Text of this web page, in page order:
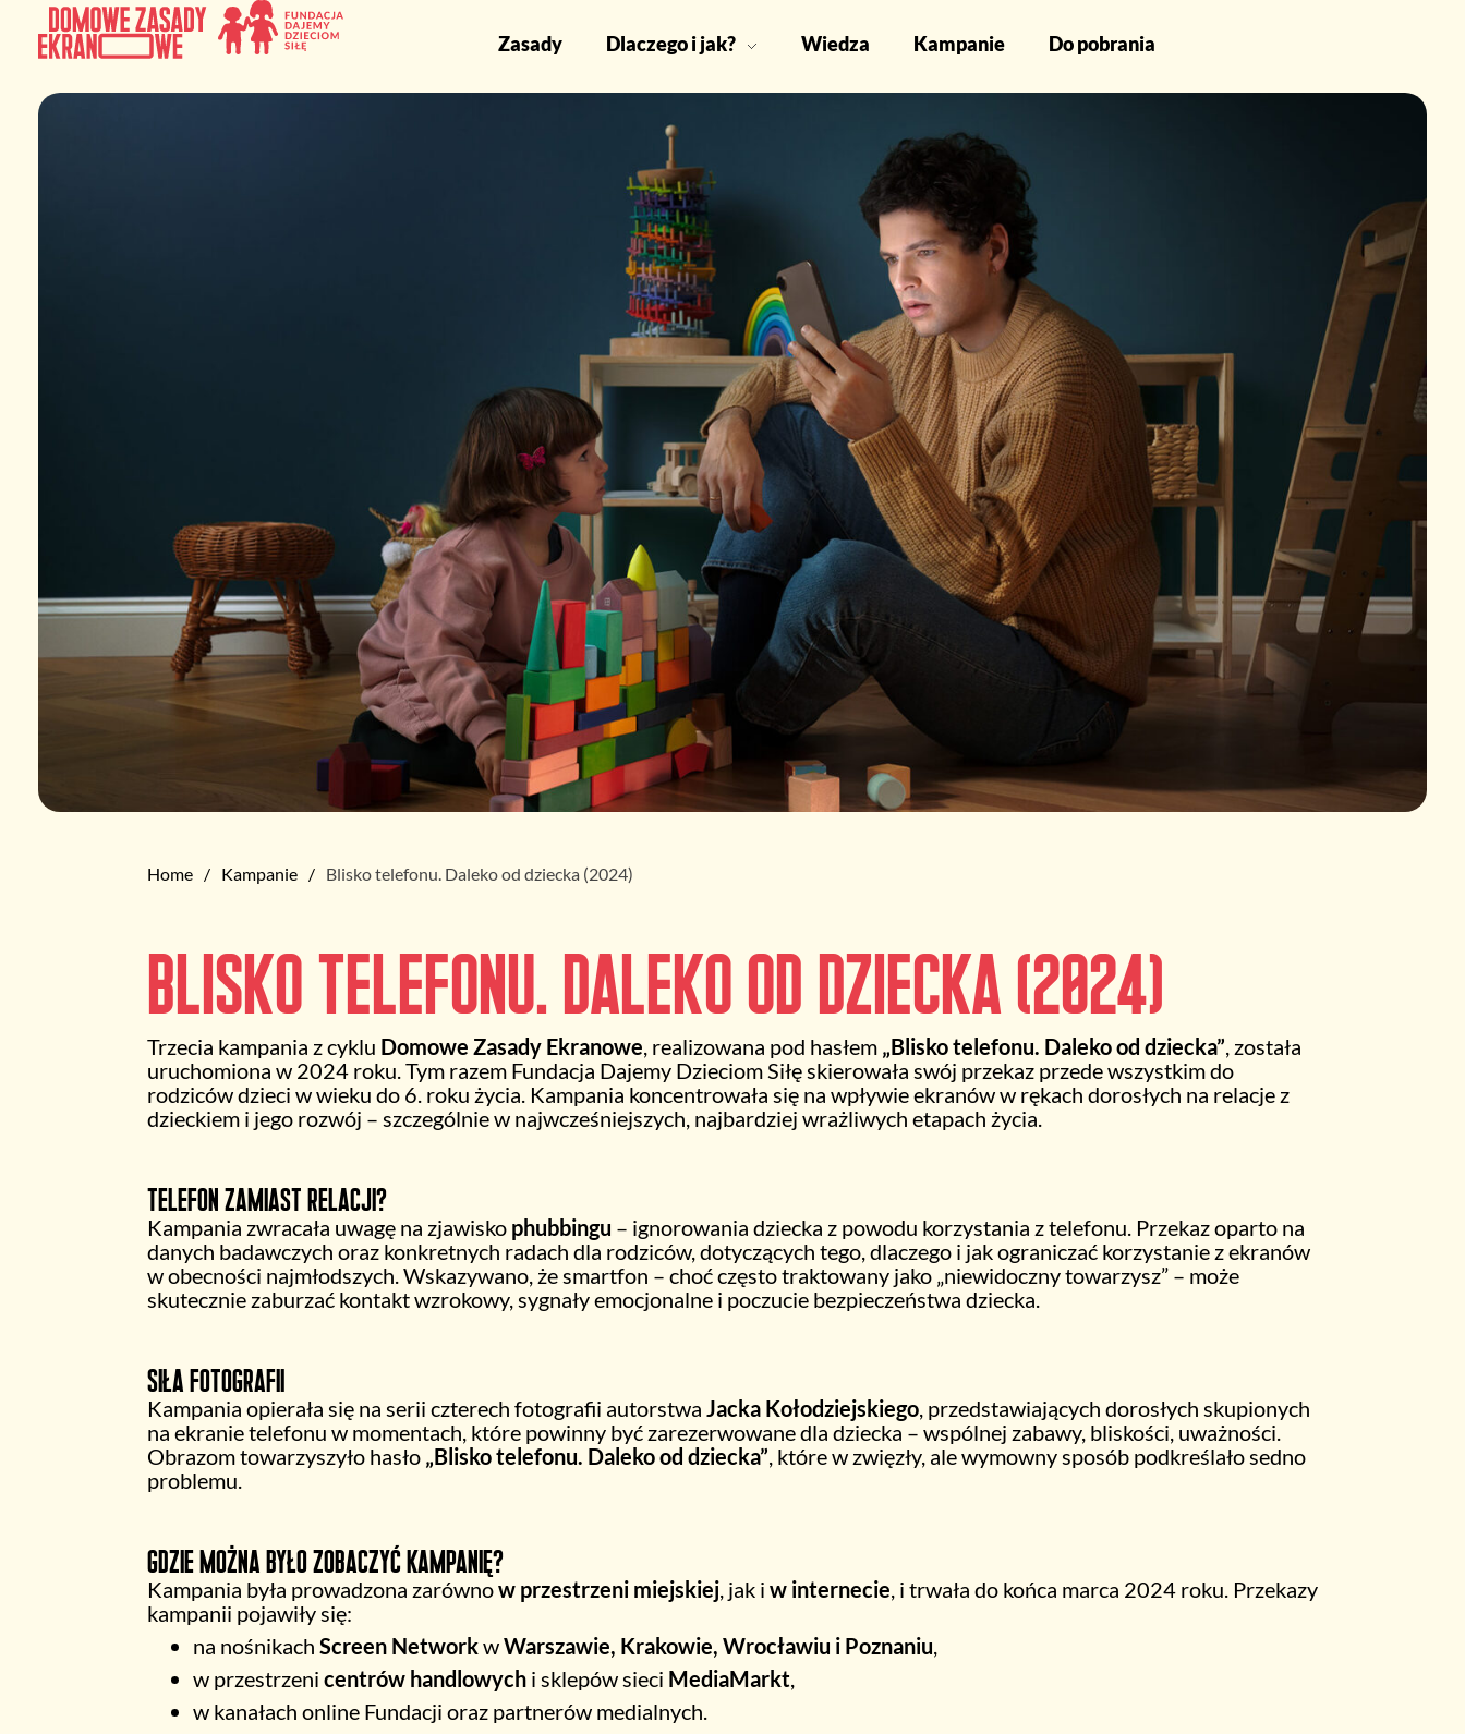
Zasady Dlaczego i jak? Wiedza Kampanie Do pobrania
Home Kampanie Blisko telefonu. Daleko od dziecka (2024)
Blisko telefonu. Daleko od dziecka (2024)
Trzecia kampania z cyklu Domowe Zasady Ekranowe, realizowana pod hasłem „Blisko telefonu. Daleko od dziecka”, została
uruchomiona w 2024 roku. Tym razem Fundacja Dajemy Dzieciom Siłę skierowała swój przekaz przede wszystkim do
rodziców dzieci w wieku do 6. roku życia. Kampania koncentrowała się na wpływie ekranów w rękach dorosłych na relacje z
dzieckiem i jego rozwój – szczególnie w najwcześniejszych, najbardziej wrażliwych etapach życia.
Telefon zamiast relacji?
Kampania zwracała uwagę na zjawisko phubbingu – ignorowania dziecka z powodu korzystania z telefonu. Przekaz oparto na
danych badawczych oraz konkretnych radach dla rodziców, dotyczących tego, dlaczego i jak ograniczać korzystanie z ekranów
w obecności najmłodszych. Wskazywano, że smartfon – choć często traktowany jako „niewidoczny towarzysz” – może
skutecznie zaburzać kontakt wzrokowy, sygnały emocjonalne i poczucie bezpieczeństwa dziecka.
Siła fotografii
Kampania opierała się na serii czterech fotografii autorstwa Jacka Kołodziejskiego, przedstawiających dorosłych skupionych
na ekranie telefonu w momentach, które powinny być zarezerwowane dla dziecka – wspólnej zabawy, bliskości, uważności.
Obrazom towarzyszyło hasło „Blisko telefonu. Daleko od dziecka”, które w zwięzły, ale wymowny sposób podkreślało sedno
problemu.
Gdzie można było zobaczyć kampanię?
Kampania była prowadzona zarównow przestrzeni miejskiej, jak i w internecie, i trwała do końca marca 2024 roku. Przekazy
kampanii pojawiły się:
na nośnikach Screen NetworkwWarszawie, Krakowie, Wrocławiu i Poznaniu,
w przestrzeni centrów handlowych i sklepów sieci MediaMarkt,
w kanałach online Fundacji oraz partnerów medialnych.